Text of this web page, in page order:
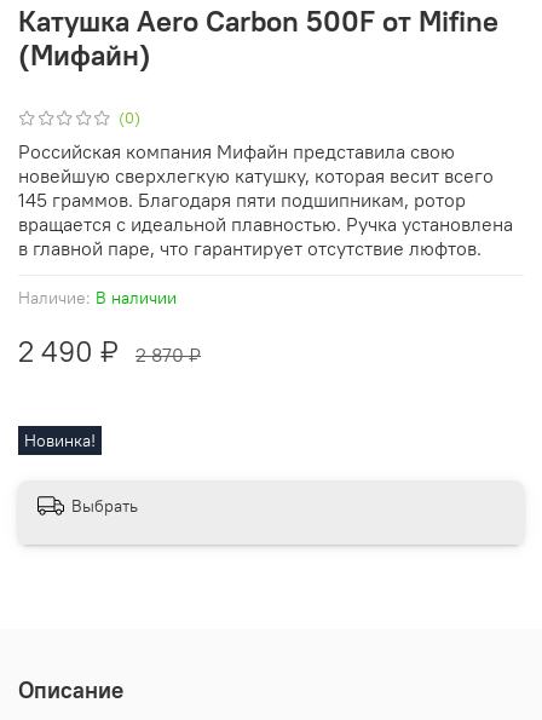
(0)
Наличие: В наличии
Новинка!
Катушка Aero Carbon 500F от Mifine
(Мифайн)
2 490 ₽ 2 870 ₽
Российская компания Мифайн представила свою
новейшую сверхлегкую катушку, которая весит всего
145 граммов. Благодаря пяти подшипникам, ротор
вращается с идеальной плавностью. Ручка установлена
в главной паре, что гарантирует отсутствие люфтов.
Выбрать
Описание